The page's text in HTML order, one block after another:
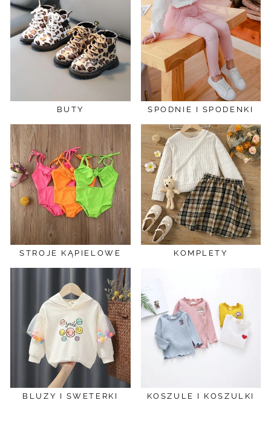
BUTY SPODNIE I SPODENKI
STROJE KĄPIELOWE KOMPLETY
BLUZY I SWETERKI KOSZULE I KOSZULKI